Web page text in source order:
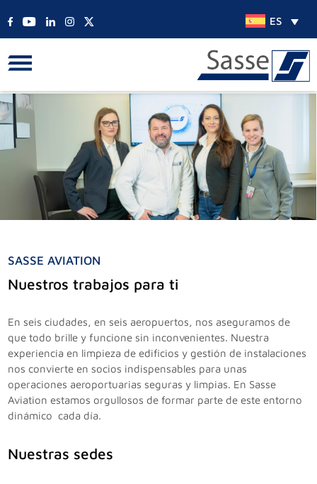
ES
SASSE AVIATION
Nuestros trabajos para ti
En seis ciudades, en seis aeropuertos, nos aseguramos de
que todo brille y funcione sin inconvenientes. Nuestra
experiencia en limpieza de edificios y gestión de instalaciones
nos convierte en socios indispensables para unas
operaciones aeroportuarias seguras y limpias. En Sasse
Aviation estamos orgullosos de formar parte de este entorno
dinámico cada día.
Nuestras sedes